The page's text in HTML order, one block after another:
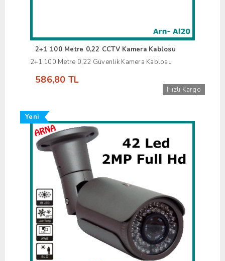
2+1 100 Metre 0,22 CCTV Kamera Kablosu
2+1 100 Metre 0,22 Güvenlik Kamera Kablosu
586,80 TL
Hızlı Kargo
Yeni